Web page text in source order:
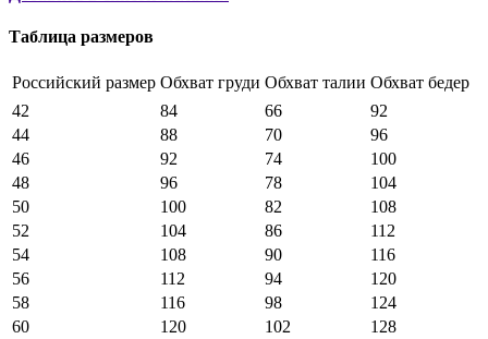
Таблица размеров
Российский размер Обхват груди Обхват талии Обхват бедер
42
84 66
92
44
88 70
96
46
92 74
100
48
96 78
104
50
100 82
108
52
104 86
112
54
108 90
116
56
112 94
120
58
116 98
124
60
120 102
128